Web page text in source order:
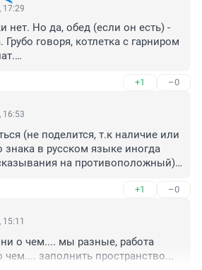
17:29
нет. Но да, обед (если он есть) -
говоря, котлетка с гарниром
лезет). Кто-то - только
то - суп, котлета и компот. Каша
сов на завтрак даже и
+1 –0
16:53
(не поделится, т.к наличие или
знака в русском языке иногда
на противоположный)
хлеб (бывало и такое в начале
надо есть меньше хлеба.
исчезло мясо (не в Москве,
исчезло масло (опять же не в
что сливочное масло вредно для
+1 –0
ни о чем.... мы разные, работа
чем.... заполнить пространство...